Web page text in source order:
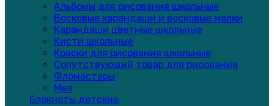
Альбомы для рисования школьные
Восковые карандаши и восковые мелки
Карандаши цветные школьные
Кисти школьные
Краски для рисования школьные
Сопутствующий товар для рисования
Фломастеры
Мел
Блокноты детские